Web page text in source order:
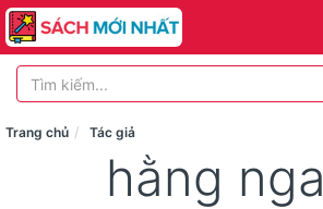
Trang chủ Tác giả
hằng nga